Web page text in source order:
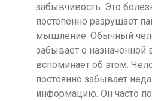
забывчивость. Это
постепенно разрушает
мышление. Обычный
забывает о назначенной
вспоминает об этом.
постоянно забывает
информацию. Он часто